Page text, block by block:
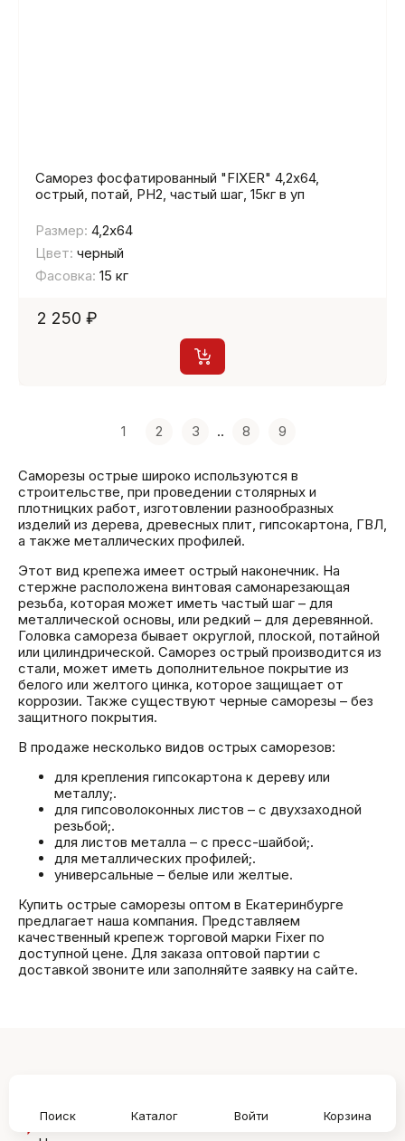
Саморез фосфатированный "FIXER" 4,2х64,
острый, потай, PH2, частый шаг, 15кг в уп
Размер: 4,2х64
Цвет: черный
Фасовка: 15 кг
2 250 ₽
1 2 3 .. 8 9
Саморезы острые широко используются в
строительстве, при проведении столярных и
плотницких работ, изготовлении разнообразных
изделий из дерева, древесных плит, гипсокартона, ГВЛ,
а также металлических профилей.
Этот вид крепежа имеет острый наконечник. На
стержне расположена винтовая самонарезающая
резьба, которая может иметь частый шаг – для
металлической основы, или редкий – для деревянной.
Головка самореза бывает округлой, плоской, потайной
или цилиндрической. Саморез острый производится из
стали, может иметь дополнительное покрытие из
белого или желтого цинка, которое защищает от
коррозии. Также существуют черные саморезы – без
защитного покрытия.
В продаже несколько видов острых саморезов:
для крепления гипсокартона к дереву или
металлу;.
для гипсоволоконных листов – с двухзаходной
резьбой;.
для листов металла – с пресс-шайбой;.
для металлических профилей;.
универсальные – белые или желтые.
Купить острые саморезы оптом в Екатеринбурге
предлагает наша компания. Представляем
качественный крепеж торговой марки Fixer по
доступной цене. Для заказа оптовой партии с
доставкой звоните или заполняйте заявку на сайте.
Поиск Каталог Войти Корзина